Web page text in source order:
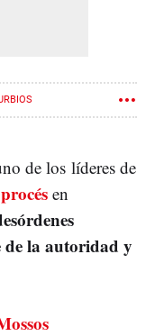
de los líderes de
en
de la autoridad y